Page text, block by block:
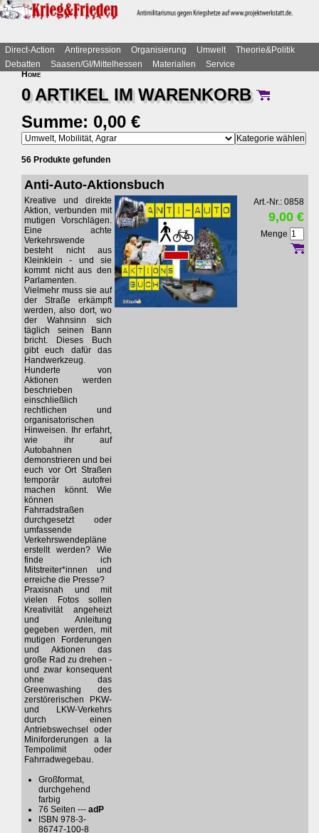
Direct-Action Antirepression Organisierung Umwelt
Theorie&Politik
Debatten
Saasen/GI/Mittelhessen Materialien
Service
Home
0 ARTIKEL IMWARENKORB
Summe: 0,00 €
56 Produkte gefunden
Anti-Auto-Aktionsbuch
Kreative und direkte
Aktion, verbunden mit
mutigen Vorschlägen.
Eine achte
Verkehrswende
besteht nicht aus
Kleinklein - und sie
kommt nicht aus den
Parlamenten.
Vielmehr muss sie auf
der Straße erkämpft
werden, also dort, wo
der Wahnsinn sich
täglich seinen Bann
bricht. Dieses Buch
gibt euch dafür das
Handwerkzeug.
Hunderte von
Aktionen werden
beschrieben
einschließlich
rechtlichen und
organisatorischen
Hinweisen. Ihr erfahrt,
wie ihr auf
Autobahnen
demonstrieren und bei
euch vor Ort Straßen
temporär autofrei
machen könnt. Wie
können
Fahrradstraßen
durchgesetzt oder
umfassende
Verkehrswendepläne
erstellt werden? Wie
finde ich
Mitstreiter*innen und
erreiche die Presse?
Praxisnah und mit
vielen Fotos sollen
Kreativität angeheizt
und Anleitung
gegeben werden, mit
mutigen Forderungen
und Aktionen das
große Rad zu drehen -
und zwar konsequent
ohne das
Greenwashing des
zerstörerischen PKW-
und LKW-Verkehrs
durch einen
Antriebswechsel oder
Miniforderungen a la
Tempolimit oder
Fahrradwegebau.
Großformat,
durchgehend
farbig
76 Seiten --- adP
ISBN 978-3-
86747-100-8
Art.-Nr.: 0858
9,00 €
Menge